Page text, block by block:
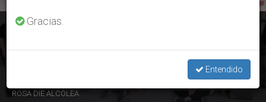
España: El 6º Encuentro de Músicos Católicos se celebrará
ROSA DIE ALCOLEA
Gracias.
Entendido